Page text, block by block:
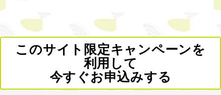
このサイト限定キャンペーンを
利用して
今すぐお申込みする